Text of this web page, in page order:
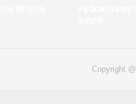
Copyright